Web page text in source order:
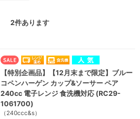
2件あります
【特別企画品】【12月末まで限定】ブルー
コペンハーゲン カップ&ソーサー ペア
240cc 電子レンジ 食洗機対応 (RC29-
1061700)
（240ccc&s）